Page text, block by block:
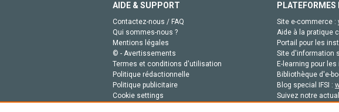
AIDE & SUPPORT
Contactez-nous / FAQ
Qui sommes-nous ?
Mentions légales
© - Avertissements
Termes et conditions d'utilisation
Politique rédactionnelle
Politique publicitaire
Cookie settings
PLATEFORMES
Site e-commerce :
Aide à la pratique
Portail pour les
Site d'information
E-learning pour
Bibliothèque d'e-
Blog special IFSI :
Suivez notre